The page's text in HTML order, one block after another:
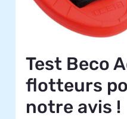
Test Beco
flotteurs
notre avis !